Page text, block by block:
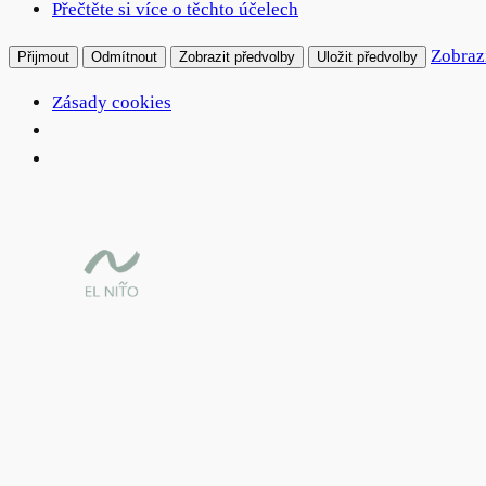
Přečtěte si více o těchto účelech
Přijmout Odmítnout Zobrazit předvolby Uložit předvolby
Zásady cookies